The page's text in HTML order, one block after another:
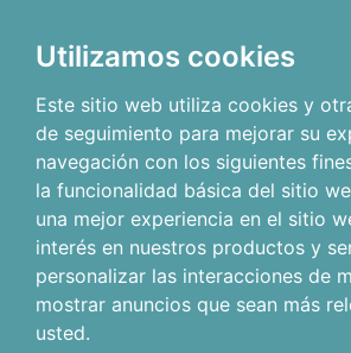
Utilizamos cookies
Este sitio web utiliza cookies y
de seguimiento para mejorar su
navegación con los siguientes
la funcionalidad básica del sitio
una mejor experiencia en el sitio
interés en nuestros productos y
personalizar las interacciones de
mostrar anuncios que sean más
usted.